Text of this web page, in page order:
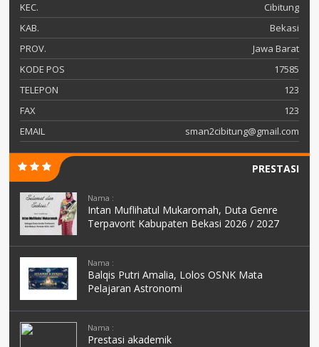
KEC.
Cibitung
KAB.
Bekasi
PROV.
Jawa Barat
KODE POS
17585
TELEPON
123
FAX
123
EMAIL
sman2cibitung@gmail.com
PRESTASI
Nama :
Intan Muflihatul Mukaromah, Duta Genre
Terpavorit Kabupaten Bekasi 2026 / 2027
Nama :
Balqis Putri Amalia, Lolos OSNK Mata
Pelajaran Astronomi
Nama :
Prestasi akademik